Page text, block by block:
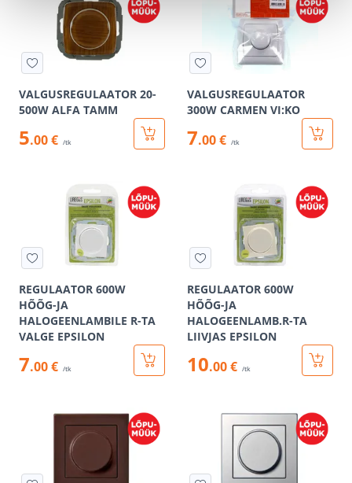
VALGUSREGULAATOR 20-
500W ALFA TAMM
5.00 € /tk
VALGUSREGULAATOR
300W CARMEN VI:KO
7.00 € /tk
REGULAATOR 600W
HÕÕG-JA
HALOGEENLAMBILE R-TA
VALGE EPSILON
7.00 € /tk
REGULAATOR 600W
HÕÕG-JA
HALOGEENLAMB.R-TA
LIIVJAS EPSILON
10.00 € /tk